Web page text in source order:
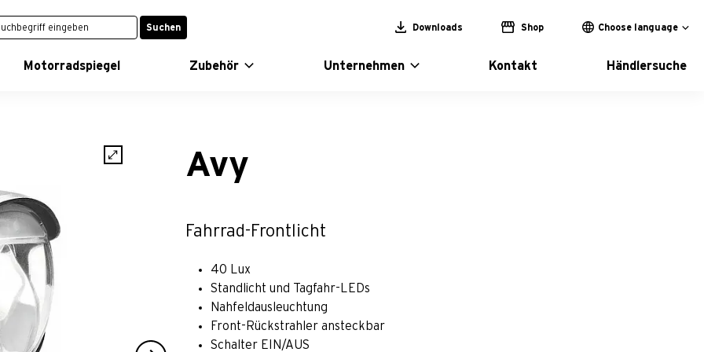
Suchen Downloads Shop Choose language
Motorradspiegel Zubehör Unternehmen Kontakt Händlersuche
Avy
Fahrrad-Frontlicht
40 Lux
Standlicht und Tagfahr-LEDs
Nahfeldausleuchtung
Front-Rückstrahler ansteckbar
Schalter EIN/AUS